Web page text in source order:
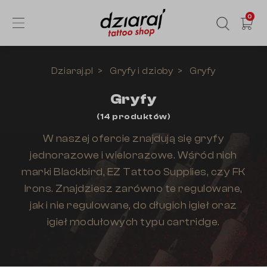
0
Dziaraj.pl Gryfy i dzioby Gryfy
Gryfy
(14 produktów)
W naszej ofercie znajdują się gryfy
jednorazowe i wielorazowe. Wśród nich
marki Blackbird, EZ Tattoo Supplies, czy FK
Irons. Znajdziesz zarówno te regulowane,
jak i nie regulowane, do długich igieł oraz
igieł modułowych typu cartridge.